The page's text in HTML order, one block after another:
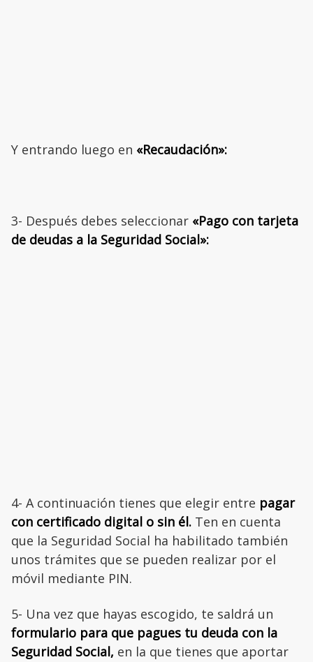
Y entrando luego en «Recaudación»:
3- Después debes seleccionar «Pago con tarjeta
de deudas a la Seguridad Social»:
4- A continuación tienes que elegir entre pagar
con certificado digital o sin él. Ten en cuenta
que la Seguridad Social ha habilitado también
unos trámites que se pueden realizar por el
móvil mediante PIN.
5- Una vez que hayas escogido, te saldrá un
formulario para que pagues tu deuda con la
Seguridad Social, en la que tienes que aportar